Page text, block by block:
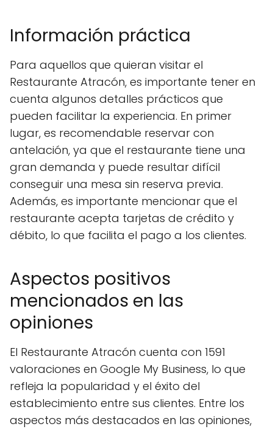
Información práctica
Para aquellos que quieran visitar el
Restaurante Atracón, es importante tener en
cuenta algunos detalles prácticos que
pueden facilitar la experiencia. En primer
lugar, es recomendable reservar con
antelación, ya que el restaurante tiene una
gran demanda y puede resultar difícil
conseguir una mesa sin reserva previa.
Además, es importante mencionar que el
restaurante acepta tarjetas de crédito y
débito, lo que facilita el pago a los clientes.
Aspectos positivos
mencionados en las
opiniones
El Restaurante Atracón cuenta con 1591
valoraciones en Google My Business, lo que
refleja la popularidad y el éxito del
establecimiento entre sus clientes. Entre los
aspectos más destacados en las opiniones,